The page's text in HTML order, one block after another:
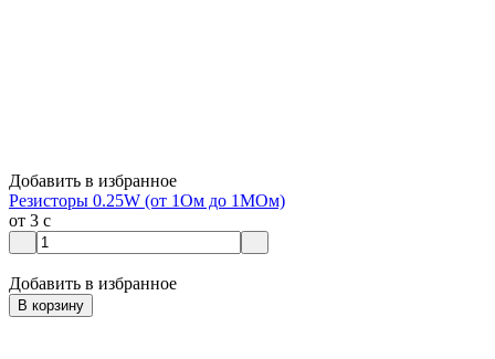
Добавить в избранное
Резисторы 0.25W (от 1Ом до 1МОм)
от 3 c
Добавить в избранное
В корзину